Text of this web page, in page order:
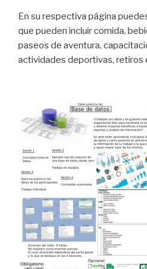
En su respectiva página
que pueden incluir comida,
paseos de aventura,
actividades deportivas, retiros